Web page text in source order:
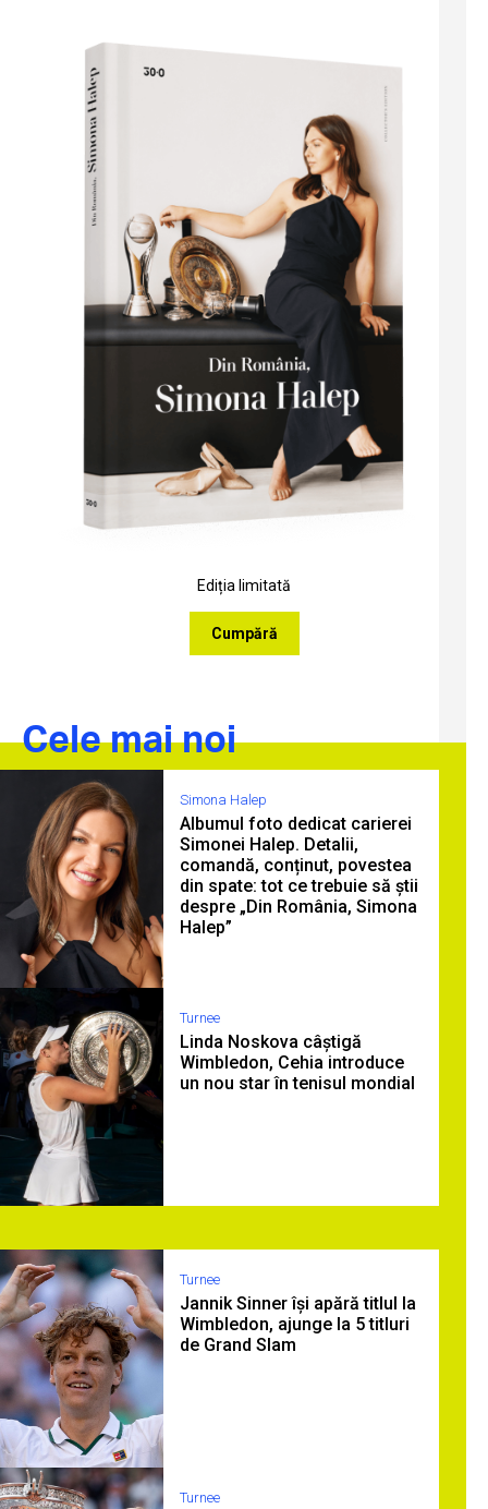
Ediția limitată
Cumpără
Cele mai noi
Simona Halep
Albumul foto dedicat carierei
Simonei Halep. Detalii,
comandă, conținut, povestea
din spate: tot ce trebuie să știi
despre „Din România, Simona
Halep”
Turnee
Linda Noskova câștigă
Wimbledon, Cehia introduce
un nou star în tenisul mondial
Turnee
Jannik Sinner își apără titlul la
Wimbledon, ajunge la 5 titluri
de Grand Slam
Turnee